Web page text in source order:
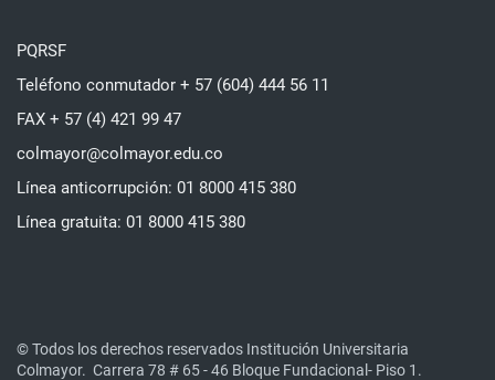
PQRSF
Teléfono conmutador + 57 (604) 444 56 11
FAX + 57 (4) 421 99 47
colmayor@colmayor.edu.co
Línea anticorrupción: 01 8000 415 380
Línea gratuita: 01 8000 415 380
© Todos los derechos reservados Institución Universitaria
Colmayor. Carrera 78 # 65 - 46 Bloque Fundacional- Piso 1.